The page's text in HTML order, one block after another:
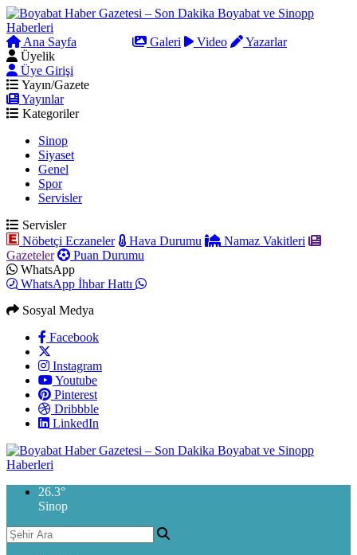
Ana Sayfa Galeri Video
Yazarlar
Üyelik
Üye Girişi
Yayın/Gazete
Yayınlar
Kategoriler
Sinop
Siyaset
Genel
Spor
Servisler
Servisler
Nöbetçi Eczaneler
Hava Durumu
Namaz Vakitleri
Gazeteler
Puan Durumu
WhatsApp
WhatsApp İhbar Hattı
Sosyal Medya
Facebook
Instagram
Youtube
Pinterest
Dribbble
LinkedIn
26.3°
Sinop